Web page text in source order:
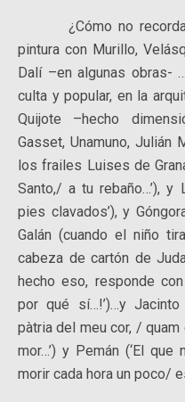
¿Cómo no recordar
pintura con Murillo,
Dalí –en algunas obras-
culta y popular, en la
Quijote –hecho
Gasset, Unamuno, Julián
los frailes Luises de
Santo,/ a tu rebaño…’), y
pies clavados’), y
Galán (cuando el niño
cabeza de cartón de
hecho eso, responde con
por qué sí…!’)…y Jacinto
pàtria del meu cor, / quam
mor…’) y Pemán (‘El
morir cada hora un poco/